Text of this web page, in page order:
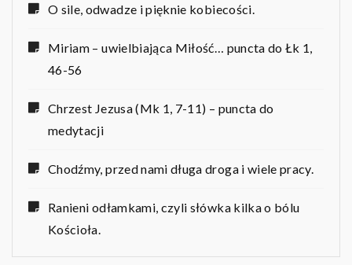
O sile, odwadze i pięknie kobiecości.
Miriam – uwielbiająca Miłość… puncta do Łk 1,
46-56
Chrzest Jezusa (Mk 1, 7-11) – puncta do
medytacji
Chodźmy, przed nami długa droga i wiele pracy.
Ranieni odłamkami, czyli słówka kilka o bólu
Kościoła.